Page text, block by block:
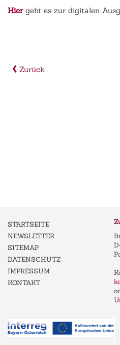
Hier geht es zur digitalen
Zurück
STARTSEITE
NEWSLETTER
SITEMAP
DATENSCHUTZ
IMPRESSUM
KONTAKT